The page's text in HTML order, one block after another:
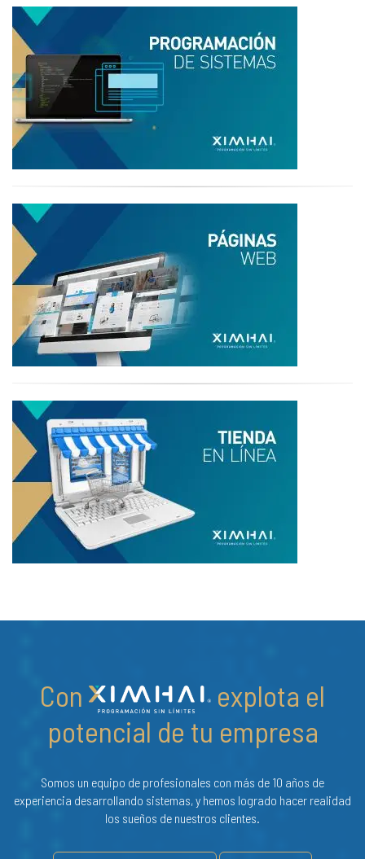
Con
explota el
potencial de tu empresa
Somos un equipo de profesionales con más de 10 años de
experiencia desarrollando sistemas, y hemos logrado hacer realidad
los sueños de nuestros clientes.